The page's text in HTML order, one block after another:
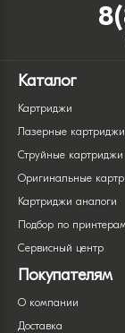
Каталог
Картриджи
Лазерные картриджи
Струйные картриджи
Оригинальные
Картриджи аналоги
Подбор по
Сервисный центр
Покупателям
О компании
Доставка